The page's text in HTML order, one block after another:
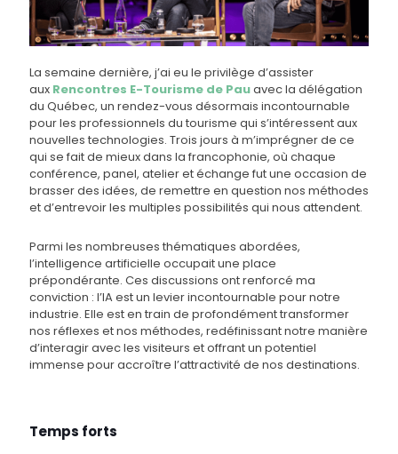
La semaine dernière, j’ai eu le privilège d’assister
aux Rencontres E-Tourisme de Pauavec la délégation
du Québec, un rendez-vous désormais incontournable
pour les professionnels du tourisme qui s’intéressent aux
nouvelles technologies. Trois jours à m’imprégner de ce
qui se fait de mieux dans la francophonie, où chaque
conférence, panel, atelier et échange fut une occasion de
brasser des idées, de remettre en question nos méthodes
et d’entrevoir les multiples possibilités qui nous attendent.
Parmi les nombreuses thématiques abordées,
l’intelligence artificielle occupait une place
prépondérante. Ces discussions ont renforcé ma
conviction : l’IA est un levier incontournable pour notre
industrie. Elle est en train de profondément transformer
nos réflexes et nos méthodes, redéfinissant notre manière
d’interagir avec les visiteurs et offrant un potentiel
immense pour accroître l’attractivité de nos destinations.
Temps forts